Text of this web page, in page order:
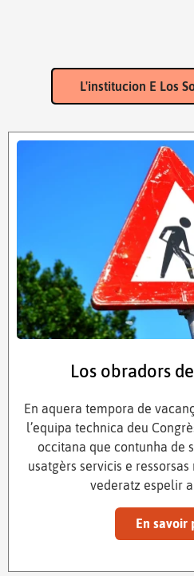
L'institucion E Los
Los obradors
En aquera tempora de
l’equipa technica deu
occitana que contunha de
usatgèrs servicis e
vederatz espelir
En savoir